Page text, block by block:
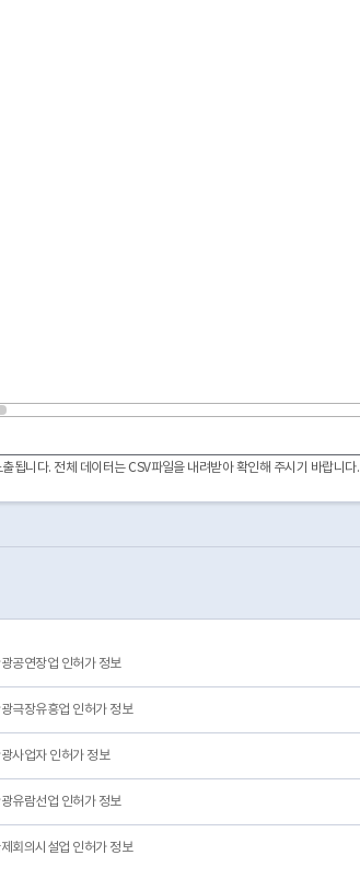
됩니다. 전체 데이터는 CSV파일을 내려받아 확인해 주시기 바랍니다.
공연장업 인허가 정보
극장유흥업 인허가 정보
사업자 인허가 정보
유람선업 인허가 정보
회의시설업 인허가 정보